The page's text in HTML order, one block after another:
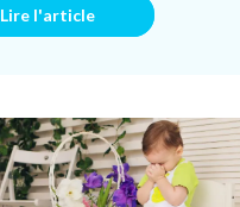
Lire l'article